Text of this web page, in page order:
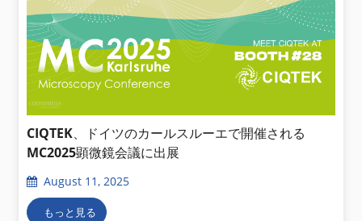
CIQTEK、ドイツのカールスルーエで開催される
MC2025顕微鏡会議に出展
August 11, 2025
もっと見る